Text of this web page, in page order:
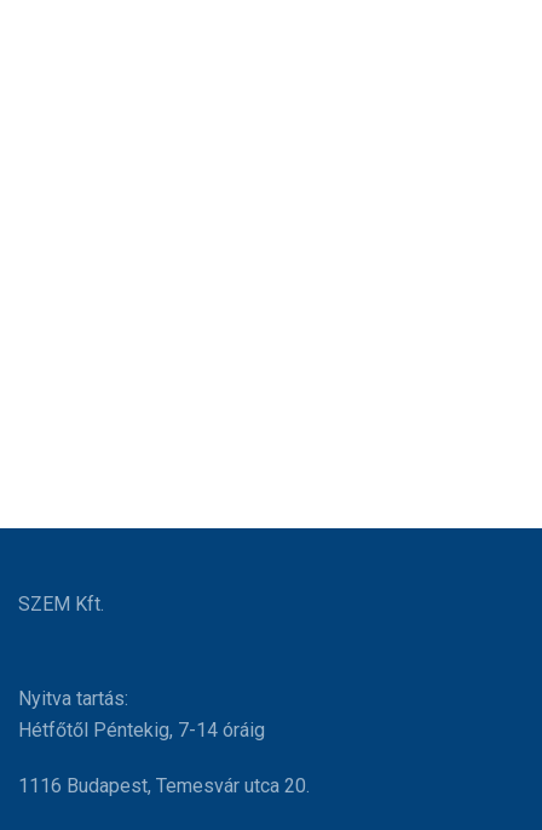
SZEM Kft.
Nyitva tartás:
Hétfőtől Péntekig, 7-14 óráig
1116 Budapest, Temesvár utca 20.